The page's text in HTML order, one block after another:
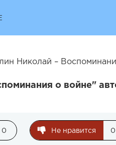
Николай –
о войне"
0 Не нравится 0